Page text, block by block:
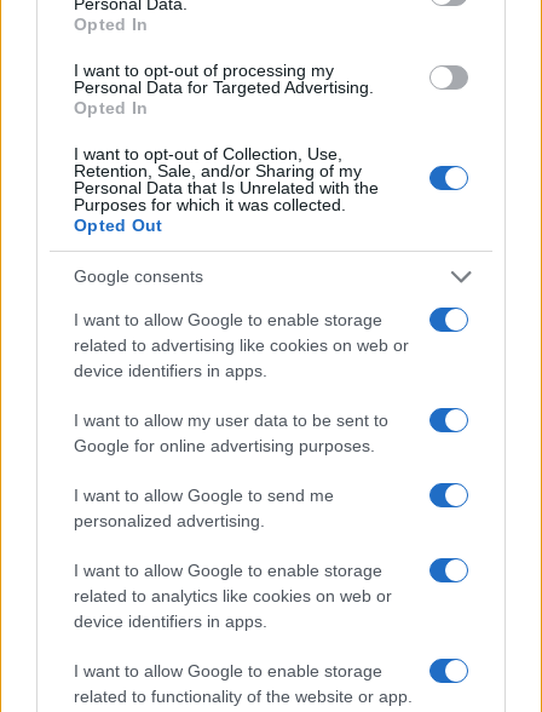
Opted In
I want to opt-out of processing my
Personal Data for Targeted Advertising.
Opted In
I want to opt-out of Collection, Use,
Retention, Sale, and/or Sharing of my
Personal Data that Is Unrelated with the
Purposes for which it was collected.
Opted Out
Google consents
I want to allow Google to enable storage
related to advertising like cookies on web or
device identifiers in apps.
I want to allow my user data to be sent to
Google for online advertising purposes.
I want to allow Google to send me
personalized advertising.
I want to allow Google to enable storage
related to analytics like cookies on web or
device identifiers in apps.
I want to allow Google to enable storage
related to functionality of the website or app.
Continua a leggere
PEOPLE
Chiara Ferragni senza trucco: riflessioni su autenticità
e benessere